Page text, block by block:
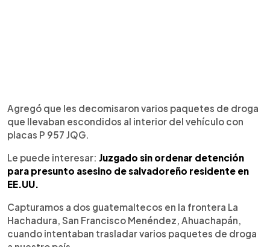
Agregó que les decomisaron varios paquetes de droga
que llevaban escondidos al interior del vehículo con
placas P 957 JQG.
Le puede interesar: Juzgado sin ordenar detención
para presunto asesino de salvadoreño residente en
EE.UU.
Capturamos a dos guatemaltecos en la frontera La
Hachadura, San Francisco Menéndez, Ahuachapán,
cuando intentaban trasladar varios paquetes de droga